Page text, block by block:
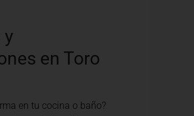
y
en Toro
en tu cocina o baño?